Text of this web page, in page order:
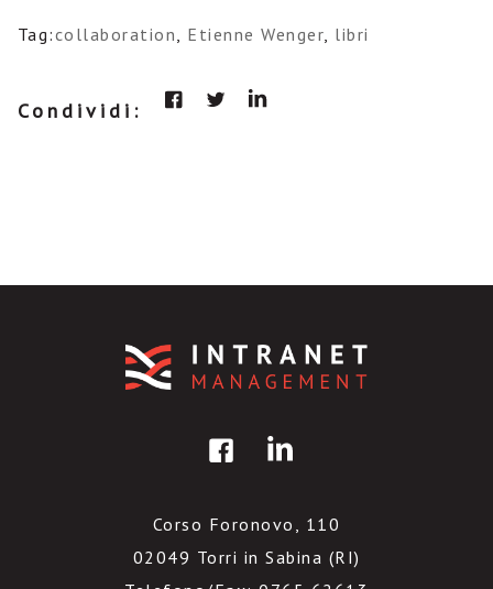
Tag:collaboration Etienne Wenger libri
Condividi:
Corso Foronovo, 110
02049 Torri in Sabina (RI)